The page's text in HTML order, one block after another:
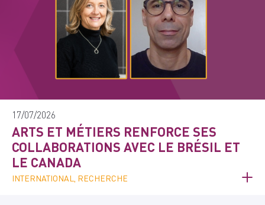
17/07/2026
ARTS ET MÉTIERS RENFORCE SES
COLLABORATIONS AVEC LE BRÉSIL ET
LE CANADA
INTERNATIONAL, RECHERCHE